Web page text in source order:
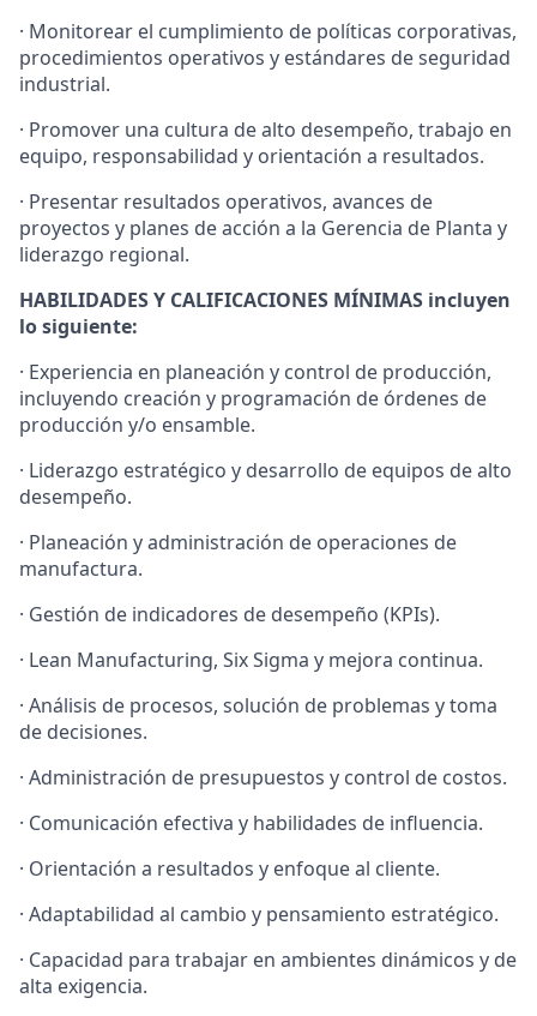
· Monitorear el cumplimiento de políticas corporativas,
procedimientos operativos y estándares de seguridad
industrial.
· Promover una cultura de alto desempeño, trabajo en
equipo, responsabilidad y orientación a resultados.
· Presentar resultados operativos, avances de
proyectos y planes de acción a la Gerencia de Planta y
liderazgo regional.
HABILIDADES Y CALIFICACIONES MÍNIMAS incluyen
lo siguiente:
· Experiencia en planeación y control de producción,
incluyendo creación y programación de órdenes de
producción y/o ensamble.
· Liderazgo estratégico y desarrollo de equipos de alto
desempeño.
· Planeación y administración de operaciones de
manufactura.
· Gestión de indicadores de desempeño (KPIs).
· Lean Manufacturing, Six Sigma y mejora continua.
· Análisis de procesos, solución de problemas y toma
de decisiones.
· Administración de presupuestos y control de costos.
· Comunicación efectiva y habilidades de influencia.
· Orientación a resultados y enfoque al cliente.
· Adaptabilidad al cambio y pensamiento estratégico.
· Capacidad para trabajar en ambientes dinámicos y de
alta exigencia.